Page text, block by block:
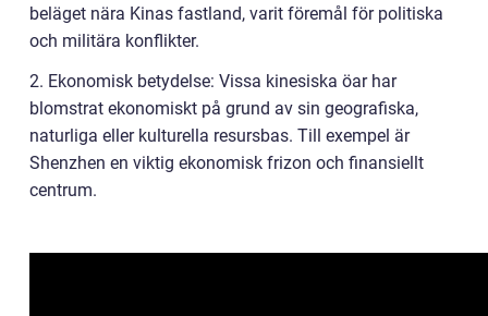
beläget nära Kinas fastland, varit föremål för politiska
och militära konflikter.
2. Ekonomisk betydelse: Vissa kinesiska öar har
blomstrat ekonomiskt på grund av sin geografiska,
naturliga eller kulturella resursbas. Till exempel är
Shenzhen en viktig ekonomisk frizon och finansiellt
centrum.